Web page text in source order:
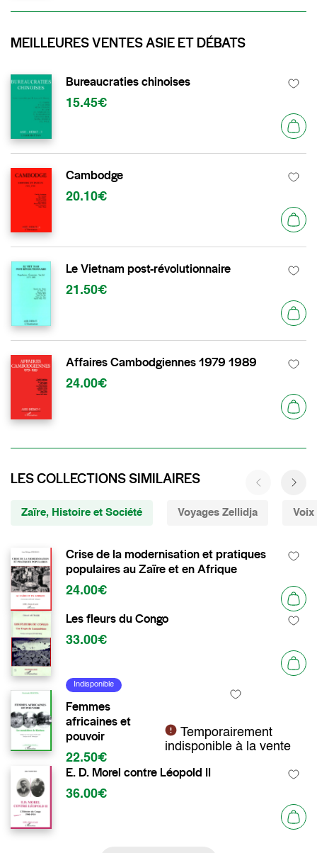
MEILLEURES VENTES ASIE ET DÉBATS
Bureaucraties chinoises
15.45€
Cambodge
20.10€
Le Vietnam post-révolutionnaire
21.50€
Affaires Cambodgiennes 1979 1989
24.00€
LES COLLECTIONS SIMILAIRES
Zaïre, Histoire et Société Voyages Zellidja
Crise de la modernisation et pratiques
populaires au Zaïre et en Afrique
24.00€
Les fleurs du Congo
33.00€
Indisponible
Femmes
africaines et
pouvoir
22.50€
Temporairement
indisponible à la vente
E. D. Morel contre Léopold II
36.00€